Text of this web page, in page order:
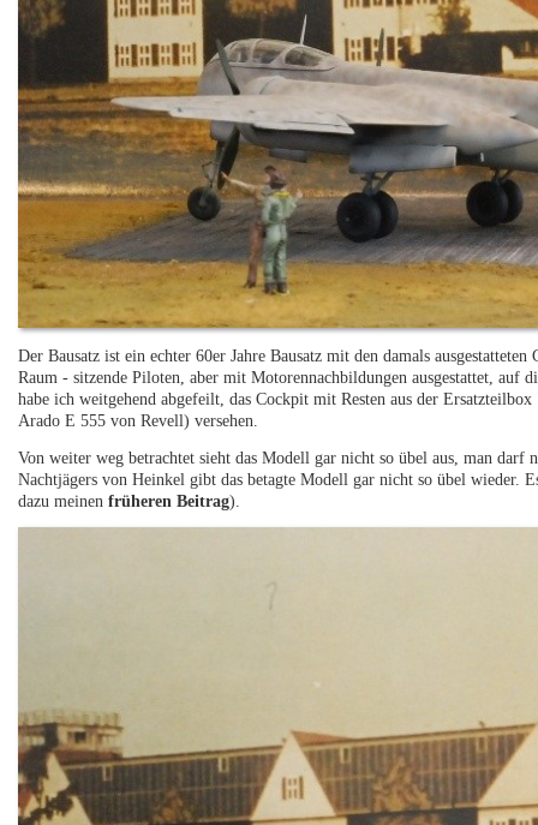
Der Bausatz ist ein echter 60er Jahre Bausatz mit den damals
Raum - sitzende Piloten, aber mit Motorennachbildungen ausgestattet, auf
habe ich weitgehend abgefeilt, das Cockpit mit Resten aus der
Arado E 555 von Revell) versehen.
Von weiter weg betrachtet sieht das Modell gar nicht so übel aus, man darf
Nachtjägers von Heinkel gibt das betagte Modell gar nicht so übel wieder.
dazu meinenfrüheren Beitrag).